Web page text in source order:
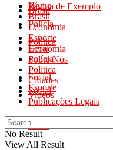
Página de Exemplo
Polícia
Política
Sobre Nós
Social
Videos
Brasil
Economia
Esporte
Geral
Home
Brasil
Economia
Esporte
Geral
Polícia
Política
Cidades
Social
Publicações Legais
No Result
View All Result